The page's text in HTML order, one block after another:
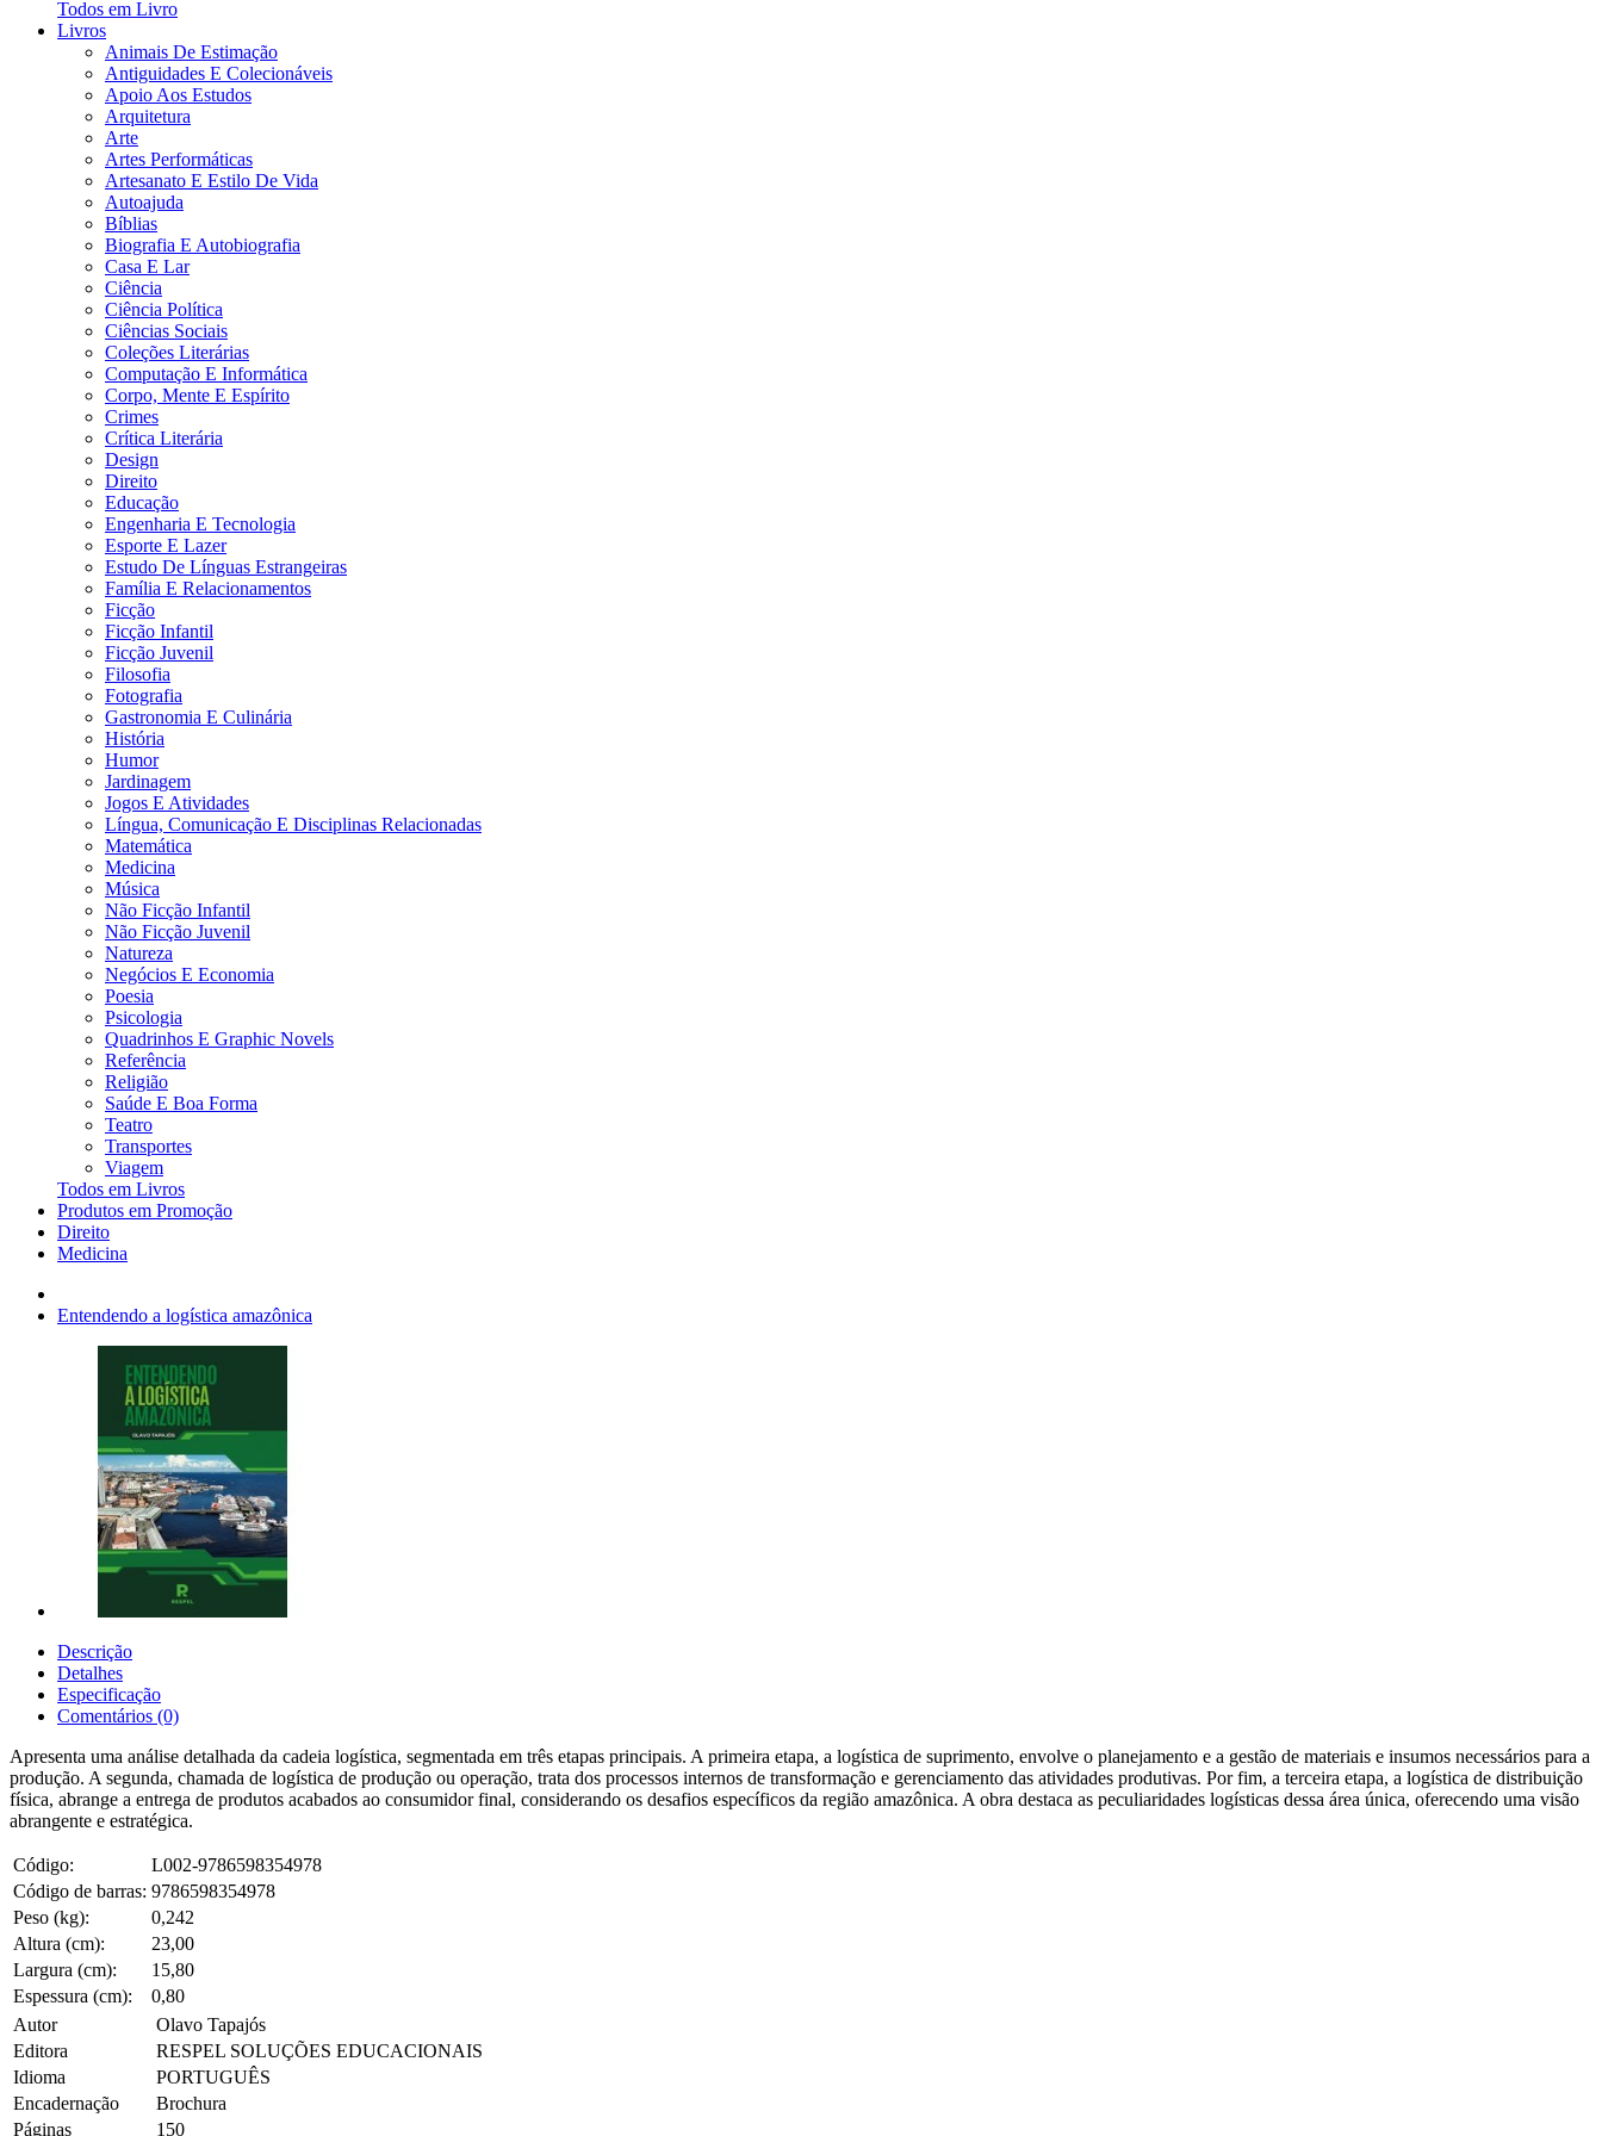
Todos em Livro
Livros
Animais De Estimação
Antiguidades E Colecionáveis
Apoio Aos Estudos
Arquitetura
Arte
Artes Performáticas
Artesanato E Estilo De Vida
Autoajuda
Bíblias
Biografia E Autobiografia
Casa E Lar
Ciência
Ciência Política
Ciências Sociais
Coleções Literárias
Computação E Informática
Corpo, Mente E Espírito
Crimes
Crítica Literária
Design
Direito
Educação
Engenharia E Tecnologia
Esporte E Lazer
Estudo De Línguas Estrangeiras
Família E Relacionamentos
Ficção
Ficção Infantil
Ficção Juvenil
Filosofia
Fotografia
Gastronomia E Culinária
História
Humor
Jardinagem
Jogos E Atividades
Língua, Comunicação E Disciplinas Relacionadas
Matemática
Medicina
Música
Não Ficção Infantil
Não Ficção Juvenil
Natureza
Negócios E Economia
Poesia
Psicologia
Quadrinhos E Graphic Novels
Referência
Religião
Saúde E Boa Forma
Teatro
Transportes
Viagem
Todos em Livros
Produtos em Promoção
Direito
Medicina
Entendendo a logística amazônica
Descrição
Detalhes
Especificação
Comentários (0)
Apresenta uma análise detalhada da cadeia logística, segmentada em três etapas principais. A primeira etapa, a logística de suprimento, envolve o planejamento e a gestão de materiais e insumos necessários para a
produção. A segunda, chamada de logística de produção ou operação, trata dos processos internos de transformação e gerenciamento das atividades produtivas. Por fim, a terceira etapa, a logística de distribuição
física, abrange a entrega de produtos acabados ao consumidor final, considerando os desafios específicos da região amazônica. A obra destaca as peculiaridades logísticas dessa área única, oferecendo uma visão
abrangente e estratégica.
Código:
L002-9786598354978
Código de barras: 9786598354978
Peso (kg):
0,242
Altura (cm):
23,00
Largura (cm):
15,80
Espessura (cm):
0,80
Autor
Olavo Tapajós
Editora
RESPEL SOLUÇÕES EDUCACIONAIS
Idioma
PORTUGUÊS
Encadernação
Brochura
Páginas
150